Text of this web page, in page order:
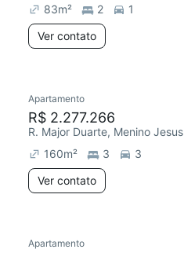
83m² 2
1
Ver contato
Apartamento
R$ 2.277.266
R. Major Duarte, Menino Jesus
160m² 3
3
Ver contato
Apartamento